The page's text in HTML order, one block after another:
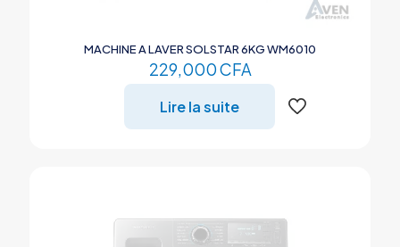
MACHINE A LAVER SOLSTAR 6KG WM6010
229,000CFA
Lire la suite